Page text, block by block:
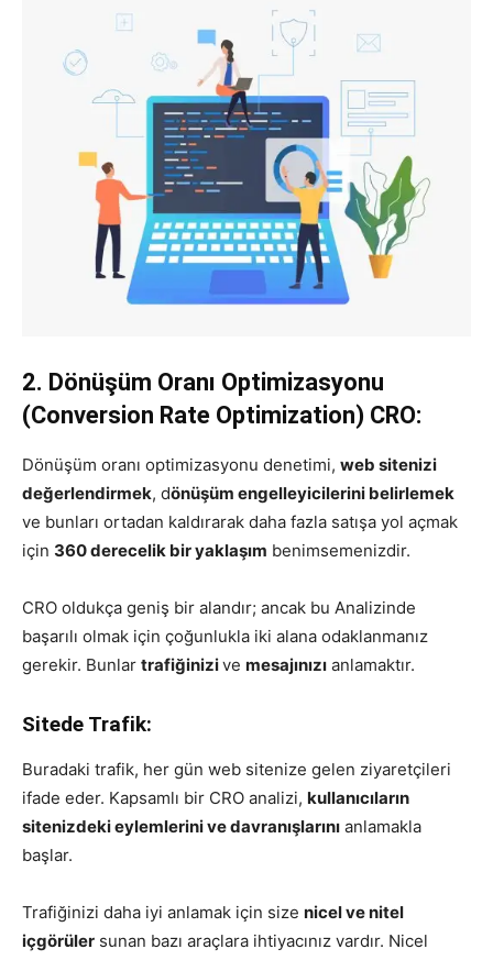
2. Dönüşüm Oranı Optimizasyonu
(Conversion Rate Optimization) CRO:
Dönüşüm oranı optimizasyonu denetimi, web sitenizi
değerlendirmek, dönüşüm engelleyicilerini belirlemek
ve bunları ortadan kaldırarak daha fazla satışa yol açmak
için 360 derecelik bir yaklaşım benimsemenizdir.
CRO oldukça geniş bir alandır; ancak bu Analizinde
başarılı olmak için çoğunlukla iki alana odaklanmanız
gerekir. Bunlar trafiğinizive mesajınızı anlamaktır.
Sitede Trafik:
Buradaki trafik, her gün web sitenize gelen ziyaretçileri
ifade eder. Kapsamlı bir CRO analizi, kullanıcıların
sitenizdeki eylemlerini ve davranışlarını anlamakla
başlar.
Trafiğinizi daha iyi anlamak için size nicel ve nitel
içgörüler sunan bazı araçlara ihtiyacınız vardır. Nicel